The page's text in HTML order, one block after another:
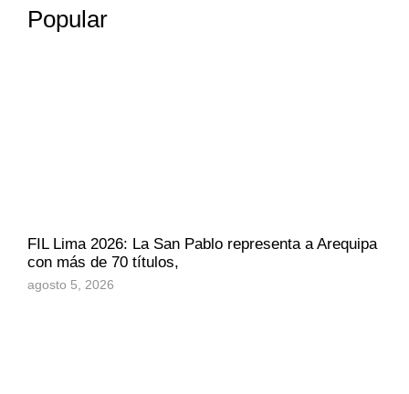
Popular
FIL Lima 2026: La San Pablo representa a Arequipa
con más de 70 títulos,
agosto 5, 2026